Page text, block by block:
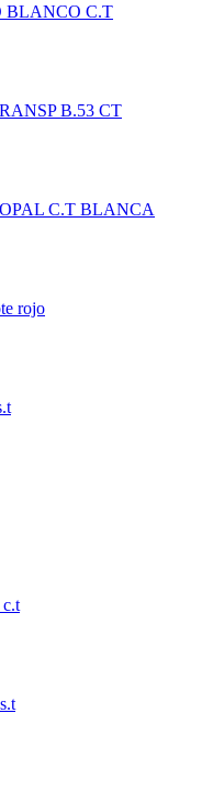
BLANCO C.T
B.53 CT
C.T BLANCA
rojo
c.t